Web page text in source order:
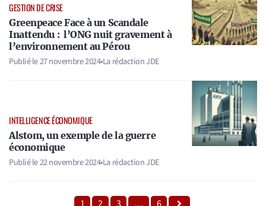
GESTION DE CRISE
Greenpeace Face à un Scandale
Inattendu : l’ONG nuit gravement à
l’environnement au Pérou
Publié le27 novembre 2024•La rédaction JDE
INTELLIGENCE ÉCONOMIQUE
Alstom, un exemple de la guerre
économique
Publié le22 novembre 2024•La rédaction JDE